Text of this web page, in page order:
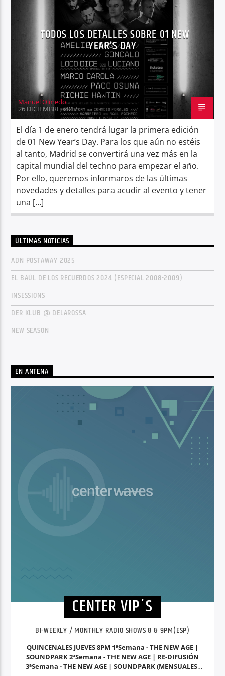
Center Waves
TODOS LOS DETALLES SOBRE 01 NEW
YEAR’S DAY
Manuel Olmedo
26 DICIEMBRE, 2017
El día 1 de enero tendrá lugar la primera edición
de 01 New Year’s Day. Para los que aún no estéis
al tanto, Madrid se convertirá una vez más en la
capital mundial del techno para empezar el año.
Por ello, queremos informaros de las últimas
novedades y detalles para acudir al evento y tener
una […]
ÚLTIMAS NOTICIAS
ADN POSTAWAY 2025
EL BAÚL DE LOS RECUERDOS 2024 (ESPECIAL 2008-2009)
INSESSIONS
DER KLUB @ DELAROSSA
NEW SEASON
EN ANTENA
CENTER VIP´S
BI-WEEKLY / MONTHLY RADIO SHOWS 8 & 9PM(ESP)
QUINCENALES JUEVES 8PM 1ªSemana - THE NEW AGE |
SOUNDPARK 2ªSemana - THE NEW AGE | RE-DIFUSIÓN
3ªSemana - THE NEW AGE | SOUNDPARK (MENSUALES)